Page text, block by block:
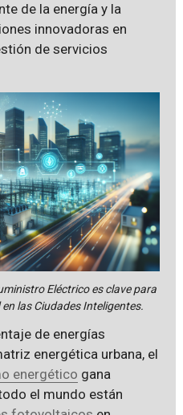
de la energía y la
innovadoras en
de servicios
Eléctrico es clave para
las Ciudades Inteligentes.
de energías
energética urbana, el
energético gana
el mundo están